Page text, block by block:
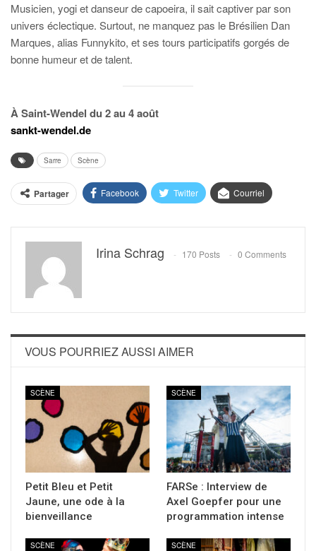
Musicien, yogi et danseur de capoeira, il sait captiver par son
univers éclectique. Surtout, ne manquez pas le Brésilien Dan
Marques, alias Funnykito, et ses tours participatifs gorgés de
bonne humeur et de talent.
À Saint-Wendel du 2 au 4 août
sankt-wendel.de
Sarre Scène
Partager Facebook Twitter Courriel
Irina Schrag 170 Posts 0 Comments
VOUS POURRIEZ AUSSI AIMER
SCÈNE
Petit Bleu et Petit
Jaune, une ode à la
bienveillance
SCÈNE
FARSe : Interview de
Axel Goepfer pour une
programmation intense
SCÈNE SCÈNE